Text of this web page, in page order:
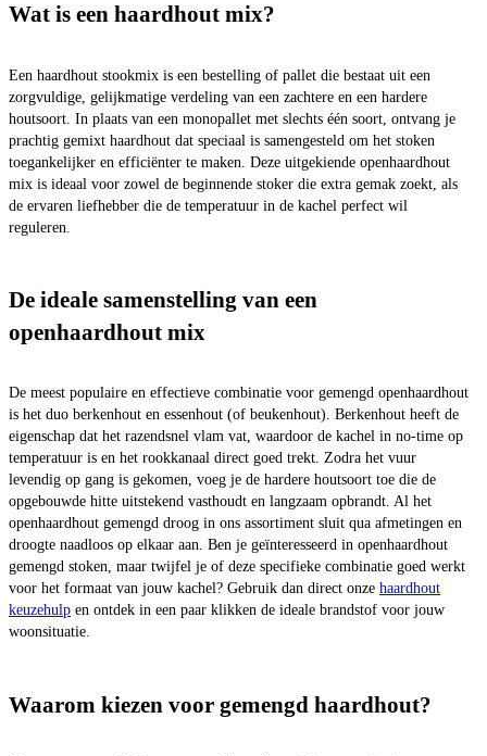
Wat is een haardhout mix?
Een haardhout stookmix is een bestelling of pallet die bestaat uit een
zorgvuldige, gelijkmatige verdeling van een zachtere en een hardere
houtsoort. In plaats van een monopallet met slechts één soort, ontvang je
prachtig gemixt haardhout dat speciaal is samengesteld om het stoken
toegankelijker en efficiënter te maken. Deze uitgekiende openhaardhout
mix is ideaal voor zowel de beginnende stoker die extra gemak zoekt, als
de ervaren liefhebber die de temperatuur in de kachel perfect wil
reguleren.
De ideale samenstelling van een
openhaardhout mix
De meest populaire en effectieve combinatie voor gemengd openhaardhout
is het duo berkenhout en essenhout (of beukenhout). Berkenhout heeft de
eigenschap dat het razendsnel vlam vat, waardoor de kachel in no-time op
temperatuur is en het rookkanaal direct goed trekt. Zodra het vuur
levendig op gang is gekomen, voeg je de hardere houtsoort toe die de
opgebouwde hitte uitstekend vasthoudt en langzaam opbrandt. Al het
openhaardhout gemengd droog in ons assortiment sluit qua afmetingen en
droogte naadloos op elkaar aan. Ben je geïnteresseerd in openhaardhout
gemengd stoken, maar twijfel je of deze specifieke combinatie goed werkt
voor het formaat van jouw kachel? Gebruik dan direct onze haardhout
keuzehulp en ontdek in een paar klikken de ideale brandstof voor jouw
woonsituatie.
Waarom kiezen voor gemengd haardhout?